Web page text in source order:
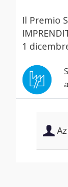
Il Premio
1